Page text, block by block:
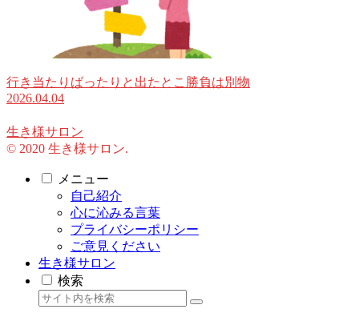
行き当たりばったりと出たとこ勝負は別物
2026.04.04
生き様サロン
© 2020 生き様サロン.
メニュー
自己紹介
心に沁みる言葉
プライバシーポリシー
ご意見ください
生き様サロン
検索